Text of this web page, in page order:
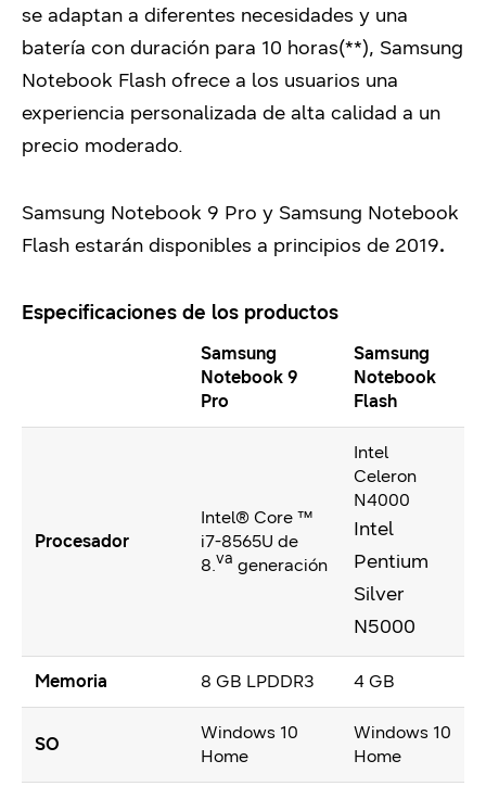
se adaptan a diferentes necesidades y una
batería con duración para 10 horas(**), Samsung
Notebook Flash ofrece a los usuarios una
experiencia personalizada de alta calidad a un
precio moderado.
Samsung Notebook 9 Pro y Samsung Notebook
Flash estarán disponibles a principios de 2019.
Especificaciones de los productos
Samsung
Notebook 9
Pro
Samsung
Notebook
Flash
Procesador
Intel® Core ™
i7-8565U de
8.va generación
Intel
Celeron
N4000
Intel
Pentium
Silver
N5000
Memoria 8 GB LPDDR3 4 GB
SO
Windows 10
Home
Windows 10
Home